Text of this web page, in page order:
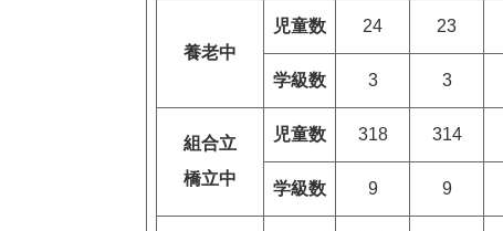
養老中
児童数 24 23
学級数 3 3
組合立
橋立中
児童数 318 314
学級数 9 9